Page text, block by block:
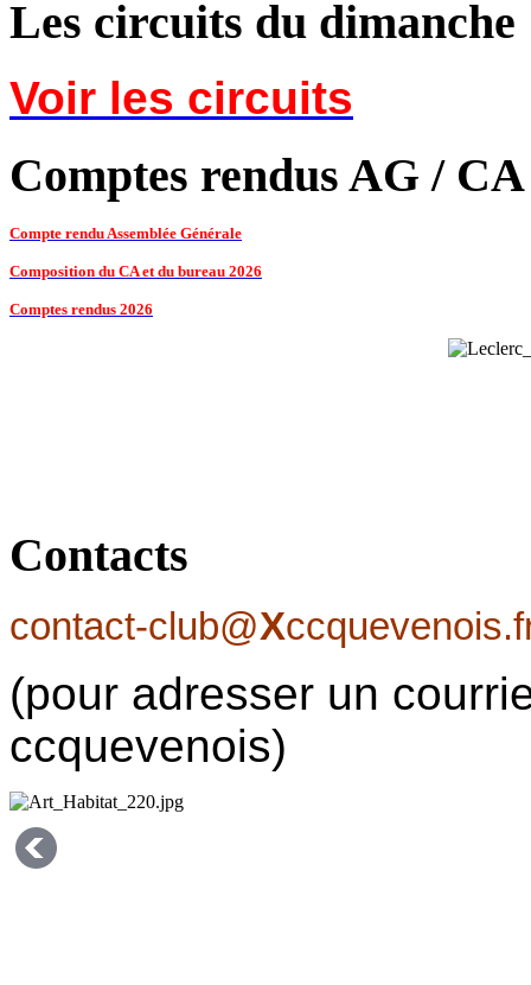
Les circuits du dimanche
Voir les circuits
Comptes rendus AG / CA
Compte rendu Assemblée Générale
Composition du CA et du bureau 2026
Comptes rendus 2026
Contacts
contact-club@X
(pour adresser un
ccquevenois)